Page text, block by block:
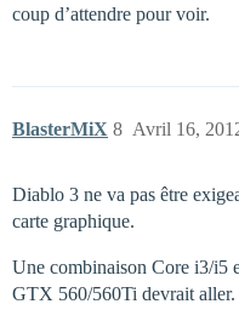
coup d’attendre pour voir.
BlasterMiX Avril 16,
8
Diablo 3 ne va pas être
carte graphique.
Une combinaison Core i3/i5
GTX 560/560Ti devrait aller.